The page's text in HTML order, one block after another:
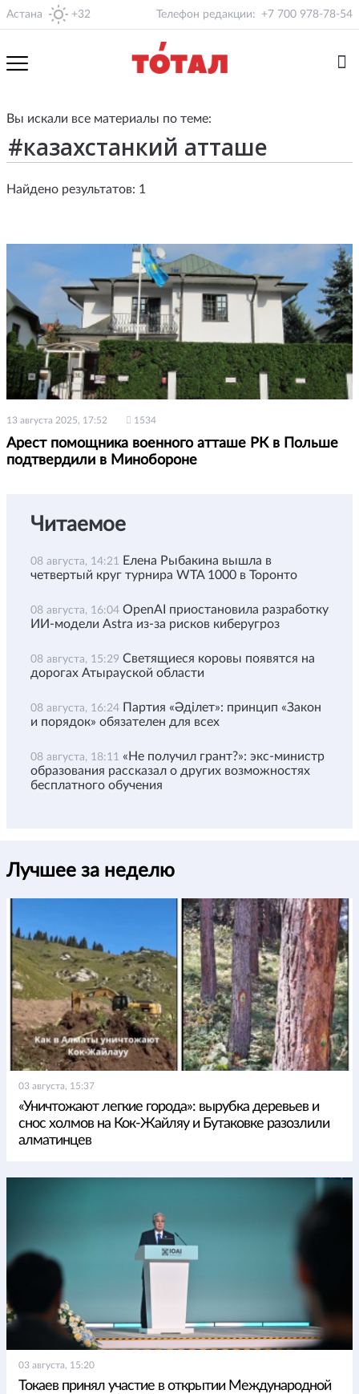
Астана +32 Телефон редакции: +7 700 978-78-54
Вы искали все материалы по теме:
Найдено результатов: 1
13 августа 2025, 17:52 1534
Арест помощника военного атташе РК в Польше
подтвердили в Минобороне
Читаемое
08 августа, 14:21 Елена Рыбакина вышла в
четвертый круг турнира WTA 1000 в Торонто
08 августа, 16:04 OpenAI приостановила разработку
ИИ-модели Astra из-за рисков киберугроз
08 августа, 15:29 Светящиеся коровы появятся на
дорогах Атырауской области
08 августа, 16:24 Партия «Әділет»: принцип «Закон
и порядок» обязателен для всех
08 августа, 18:11 «Не получил грант?»: экс-министр
образования рассказал о других возможностях
бесплатного обучения
Лучшее за неделю
03 августа, 15:37
«Уничтожают легкие города»: вырубка деревьев и
снос холмов на Кок-Жайляу и Бутаковке разозлили
алматинцев
03 августа, 15:20
Токаев принял участие в открытии Международной